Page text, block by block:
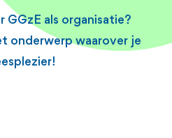
GGzE als organisatie?
onderwerp waarover je